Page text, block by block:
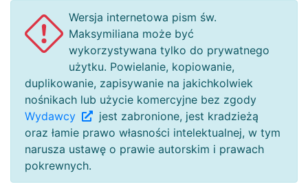
Wersja internetowa pism św.
Maksymiliana może być
wykorzystywana tylko do prywatnego
użytku. Powielanie, kopiowanie,
duplikowanie, zapisywanie na jakichkolwiek
nośnikach lub użycie komercyjne bez zgody
Wydawcy
jest zabronione, jest kradzieżą
oraz łamie prawo własności intelektualnej, w tym
narusza ustawę o prawie autorskim i prawach
pokrewnych.